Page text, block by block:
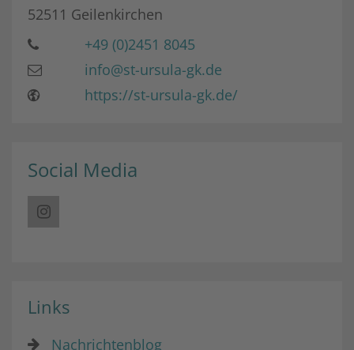
52511 Geilenkirchen
+49 (0)2451 8045
info@st-ursula-gk.de
https://st-ursula-gk.de/
Social Media
Links
Nachrichtenblog